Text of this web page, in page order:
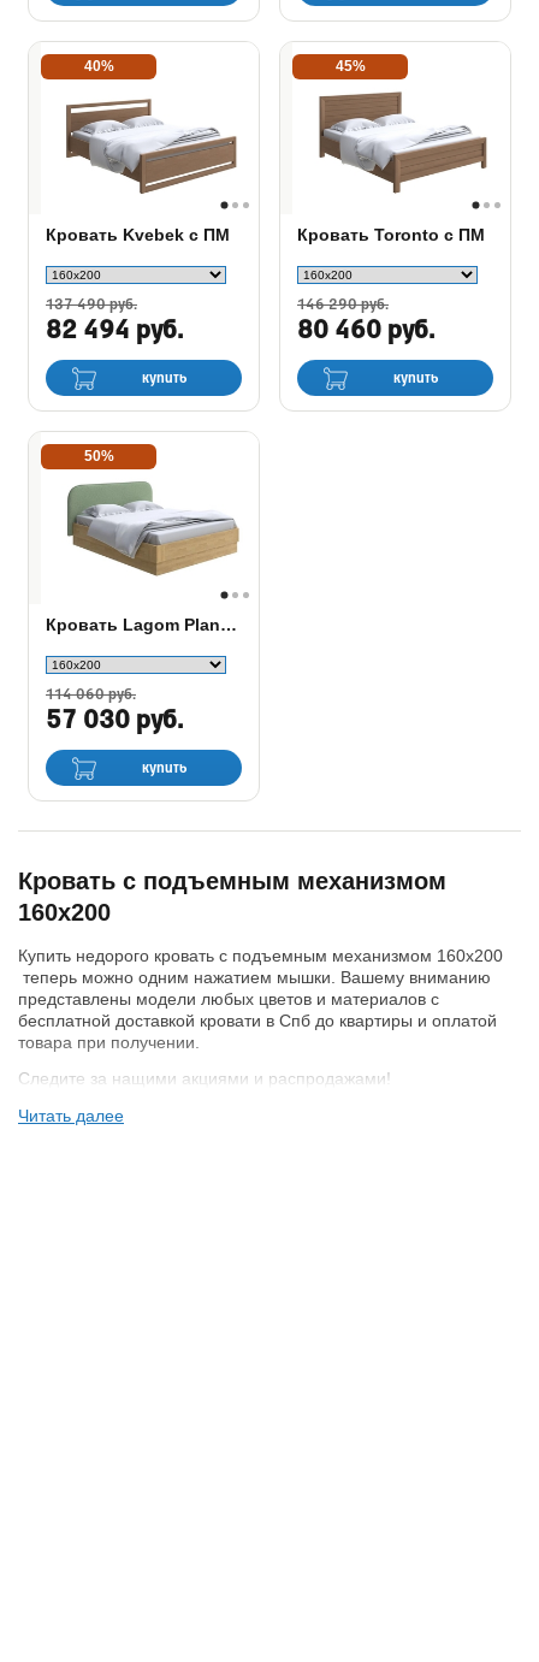
40%
Кровать Kvebek с ПМ
137 490 руб.
82 494 руб.
купить
45%
Кровать Toronto с ПМ
146 290 руб.
80 460 руб.
купить
50%
Кровать Lagom Plane Wood с подъемным механизмом
114 060 руб.
57 030 руб.
купить
Кровать с подъемным механизмом
160х200
Купить недорого кровать с подъемным механизмом 160х200
теперь можно одним нажатием мышки. Вашему вниманию
представлены модели любых цветов и материалов с
бесплатной доставкой кровати в Спб до квартиры и оплатой
товара при получении.
Следите за нащими акциями и распродажами!
Читать далее